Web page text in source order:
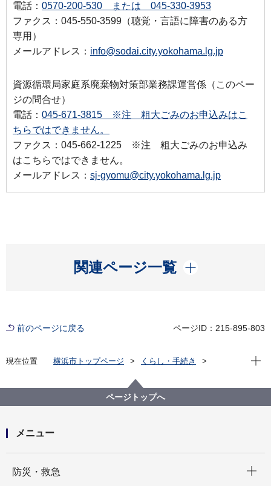
電話： 0570-200-530 または 045-330-3953
ファクス：045-550-3599（聴覚・言語に障害のある方
専用）
メールアドレス： info@sodai.city.yokohama.lg.jp
資源循環局家庭系廃棄物対策部業務課運営係（このペー
ジの問合せ）
電話： 045-671-3815 ※注 粗大ごみのお申込みはこ
ちらではできません。
ファクス：045-662-1225 ※注 粗大ごみのお申込み
はこちらではできません。
メールアドレス： sj-gyomu@city.yokohama.lg.jp
関連ページ一覧
開く
前のページに戻る ページID：215-895-803
現在位置 横浜市トップページ
くらし・手続き
ごみと資源の分け方・出し方
粗大ごみの出し方の詳細
『リユース（再使用）』を検討してみませんか？
現在
ページトップへ
メニュー
防災・救急